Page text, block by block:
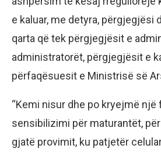
e kaluar, me detyra, përgjegjësi
qarta që tek përgjegjësit e
administratorët, përgjegjësit e
përfaqësuesit e Ministrisë së
“Kemi nisur dhe po kryejmë një
sensibilizimi për maturantët,
gjatë provimit, ku patjetër